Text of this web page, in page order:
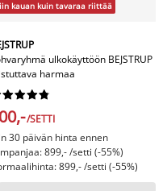
kauan kuin tavaraa riittää
ulkokäyttöön BEJSTRUP
harmaa





/SETTI
30 päivän hinta ennen
899,- /setti (-55%)
899,- /setti (-55%)